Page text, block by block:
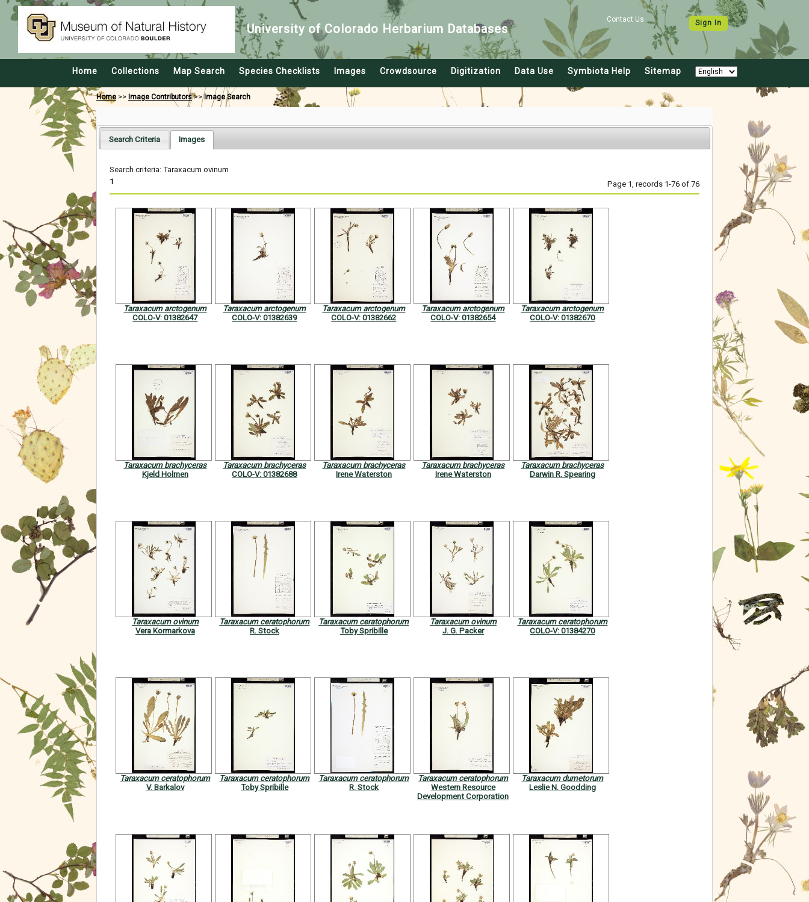
Contact Us Sign In
University of Colorado Herbarium Databases
Home Collections Map Search Species Checklists Images Crowdsource Digitization Data Use Symbiota Help Sitemap
Home>> Image Contributors>>Image Search
Search Criteria Images
Search criteria: Taraxacum ovinum
1
Page 1, records 1-76 of 76
Taraxacum arctogenum
COLO-V: 01382647
Taraxacum arctogenum
COLO-V: 01382639
Taraxacum arctogenum
COLO-V: 01382662
Taraxacum arctogenum
COLO-V: 01382654
Taraxacum arctogenum
COLO-V: 01382670
Taraxacum brachyceras
Kjeld Holmen
Taraxacum brachyceras
COLO-V: 01382688
Taraxacum brachyceras
Irene Waterston
Taraxacum brachyceras
Irene Waterston
Taraxacum brachyceras
Darwin R. Spearing
Taraxacum ovinum
Vera Kormarkova
Taraxacum ceratophorum
R. Stock
Taraxacum ceratophorum
Toby Spribille
Taraxacum ovinum
J. G. Packer
Taraxacum ceratophorum
COLO-V: 01384270
Taraxacum ceratophorum
V. Barkalov
Taraxacum ceratophorum
Toby Spribille
Taraxacum ceratophorum
R. Stock
Taraxacum ceratophorum
Western Resource
Development Corporation
Taraxacum dumetorum
Leslie N. Goodding